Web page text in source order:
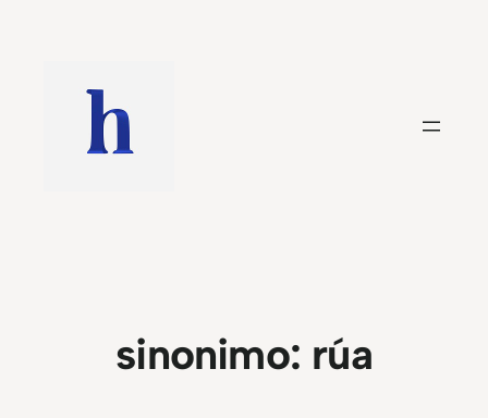
contenido
sinonimo: rúa